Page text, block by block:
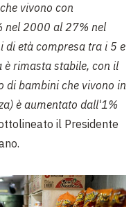
vivono con
nel 2000 al 27% nel
di età compresa tra i 5 e
è rimasta stabile, con il
di bambini che vivono in
è aumentato dall'1%
il Presidente